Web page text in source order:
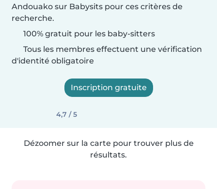
Andouako sur Babysits pour ces critères de
recherche.
100% gratuit pour les baby-sitters
Tous les membres effectuent une vérification
d'identité obligatoire
Inscription gratuite
4,7 / 5
Dézoomer sur la carte pour trouver plus de
résultats.